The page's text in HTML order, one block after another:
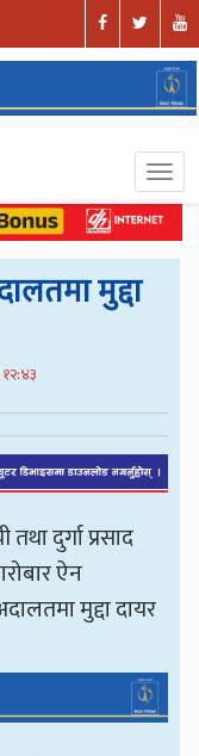
मुद्दा
दुर्गा प्रसाद
ऐन
मुद्दा दायर